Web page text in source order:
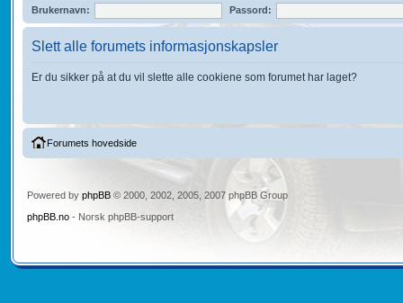
Brukernavn: Passord:
Slett alle forumets informasjonskapsler
Er du sikker på at du vil slette alle cookiene som forumet har laget?
Forumets hovedside
Powered by phpBB© 2000, 2002, 2005, 2007 phpBB Group
phpBB.no- Norsk phpBB-support